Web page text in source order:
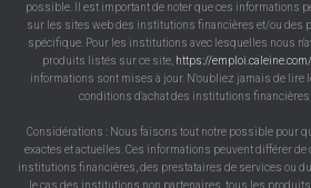
possible. Il est important de noter que ces informations
sur les sites web des institutions financières et/ou des
spécifique. Pour les institutions avec lesquelles nous
produits listés sur ce site, https://emploi.caleine.com/
informations sont mises à jour. N'oubliez jamais de lire
conditions d'achat des institutions financières
Considérations : Nous faisons tout notre possible pour
exactes et actuelles. Ces informations peuvent différer
institutions financières, des prestataires de services ou
le cas des institutions non partenaires, tous les